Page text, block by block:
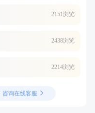
2151浏览
2438浏览
2214浏览
咨询在线客服